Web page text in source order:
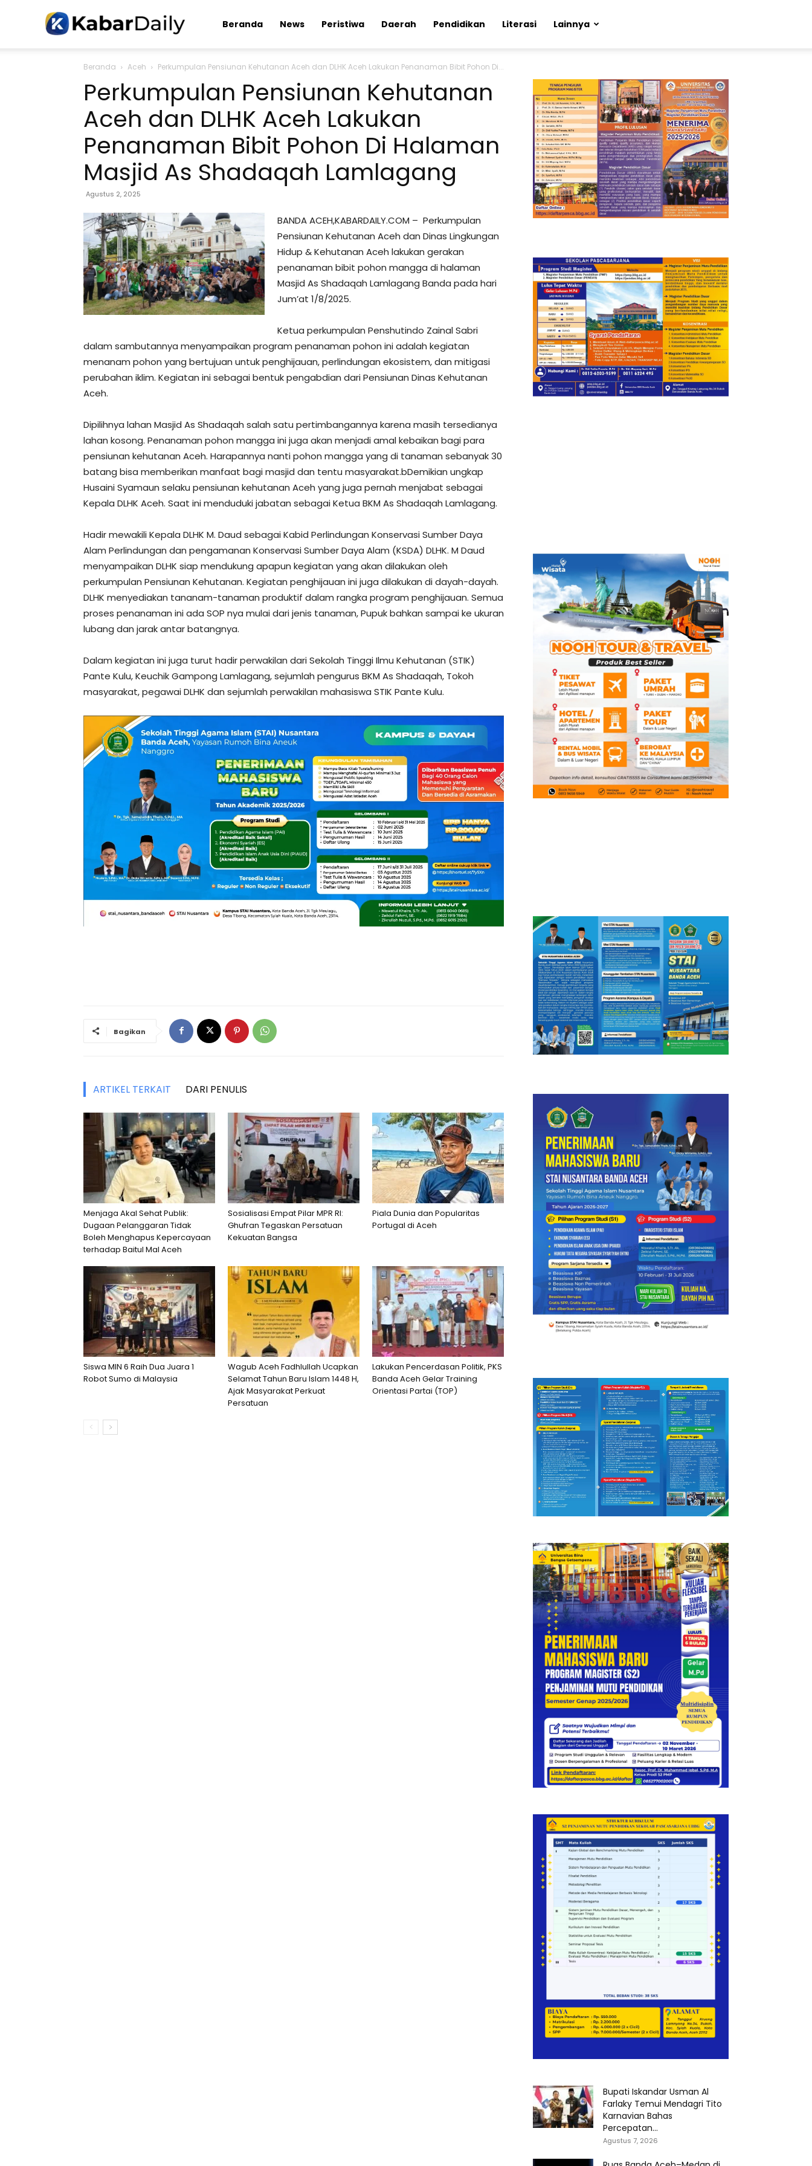
Kabardaily.com
Beranda News Peristiwa Daerah Pendidikan Literasi Lainnya
Beranda Aceh Perkumpulan Pensiunan Kehutanan Aceh dan DLHK Aceh Lakukan Penanaman Bibit Pohon Di...
Perkumpulan Pensiunan Kehutanan
Aceh dan DLHK Aceh Lakukan
Penanaman Bibit Pohon Di Halaman
Masjid As Shadaqah Lamlagang
Agustus 2, 2025
BANDA ACEH,KABARDAILY.COM – Perkumpulan
Pensiunan Kehutanan Aceh dan Dinas Lingkungan
Hidup & Kehutanan Aceh lakukan gerakan
penanaman bibit pohon mangga di halaman
Masjid As Shadaqah Lamlagang Banda pada hari
Jum’at 1/8/2025.
Ketua perkumpulan Penshutindo Zainal Sabri
dalam sambutannya menyampaikan program penanaman pohon ini adalah kegiatan
menanam pohon yang bertujuan untuk penghijauan, perlindungan ekosistem, dan mitigasi
perubahan iklim. Kegiatan ini sebagai bentuk pengabdian dari Pensiunan Dinas Kehutanan
Aceh.
Dipilihnya lahan Masjid As Shadaqah salah satu pertimbangannya karena masih tersedianya
lahan kosong. Penanaman pohon mangga ini juga akan menjadi amal kebaikan bagi para
pensiunan kehutanan Aceh. Harapannya nanti pohon mangga yang di tanaman sebanyak 30
batang bisa memberikan manfaat bagi masjid dan tentu masyarakat.bDemikian ungkap
Husaini Syamaun selaku pensiunan kehutanan Aceh yang juga pernah menjabat sebagai
Kepala DLHK Aceh. Saat ini menduduki jabatan sebagai Ketua BKM As Shadaqah Lamlagang.
Hadir mewakili Kepala DLHK M. Daud sebagai Kabid Perlindungan Konservasi Sumber Daya
Alam Perlindungan dan pengamanan Konservasi Sumber Daya Alam (KSDA) DLHK. M Daud
menyampaikan DLHK siap mendukung apapun kegiatan yang akan dilakukan oleh
perkumpulan Pensiunan Kehutanan. Kegiatan penghijauan ini juga dilakukan di dayah-dayah.
DLHK menyediakan tananam-tanaman produktif dalam rangka program penghijauan. Semua
proses penanaman ini ada SOP nya mulai dari jenis tanaman, Pupuk bahkan sampai ke ukuran
lubang dan jarak antar batangnya.
Dalam kegiatan ini juga turut hadir perwakilan dari Sekolah Tinggi Ilmu Kehutanan (STIK)
Pante Kulu, Keuchik Gampong Lamlagang, sejumlah pengurus BKM As Shadaqah, Tokoh
masyarakat, pegawai DLHK dan sejumlah perwakilan mahasiswa STIK Pante Kulu.
Bagikan
ARTIKEL TERKAIT DARI PENULIS
Menjaga Akal Sehat Publik:
Dugaan Pelanggaran Tidak
Boleh Menghapus Kepercayaan
terhadap Baitul Mal Aceh
Sosialisasi Empat Pilar MPR RI:
Ghufran Tegaskan Persatuan
Kekuatan Bangsa
Piala Dunia dan Popularitas
Portugal di Aceh
Siswa MIN 6 Raih Dua Juara 1
Robot Sumo di Malaysia
Wagub Aceh Fadhlullah Ucapkan
Selamat Tahun Baru Islam 1448 H,
Ajak Masyarakat Perkuat
Persatuan
Lakukan Pencerdasan Politik, PKS
Banda Aceh Gelar Training
Orientasi Partai (TOP)
Bupati Iskandar Usman Al
Farlaky Temui Mendagri Tito
Karnavian Bahas
Percepatan...
Agustus 7, 2026